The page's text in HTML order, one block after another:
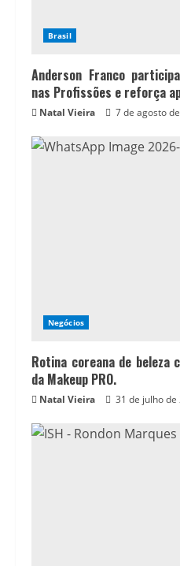
Brasil
Anderson Franco
nas Profissões e reforça
Natal Vieira 7 de agosto
Negócios
Rotina coreana de beleza
da Makeup PRO.
Natal Vieira 31 de julho de